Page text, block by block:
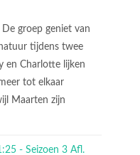
De groep geniet van
tijdens twee
en Charlotte lijken
tot elkaar
Maarten zijn